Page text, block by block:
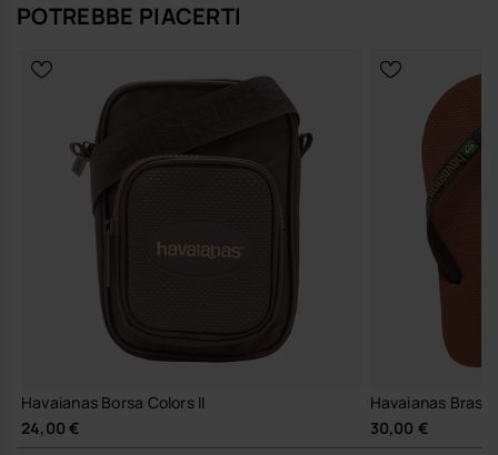
POTREBBE PIACERTI
Havaianas Borsa Colors II
24,00 €
Havaianas Brasil
30,00 €